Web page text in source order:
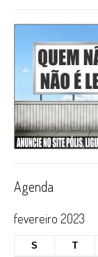
Agenda
fevereiro 2023
S T